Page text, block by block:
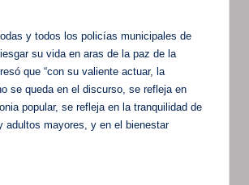
y todos los policías municipales de
su vida en aras de la paz de la
que “con su valiente actuar, la
se queda en el discurso, se refleja en
popular, se refleja en la tranquilidad de
adultos mayores, y en el bienestar